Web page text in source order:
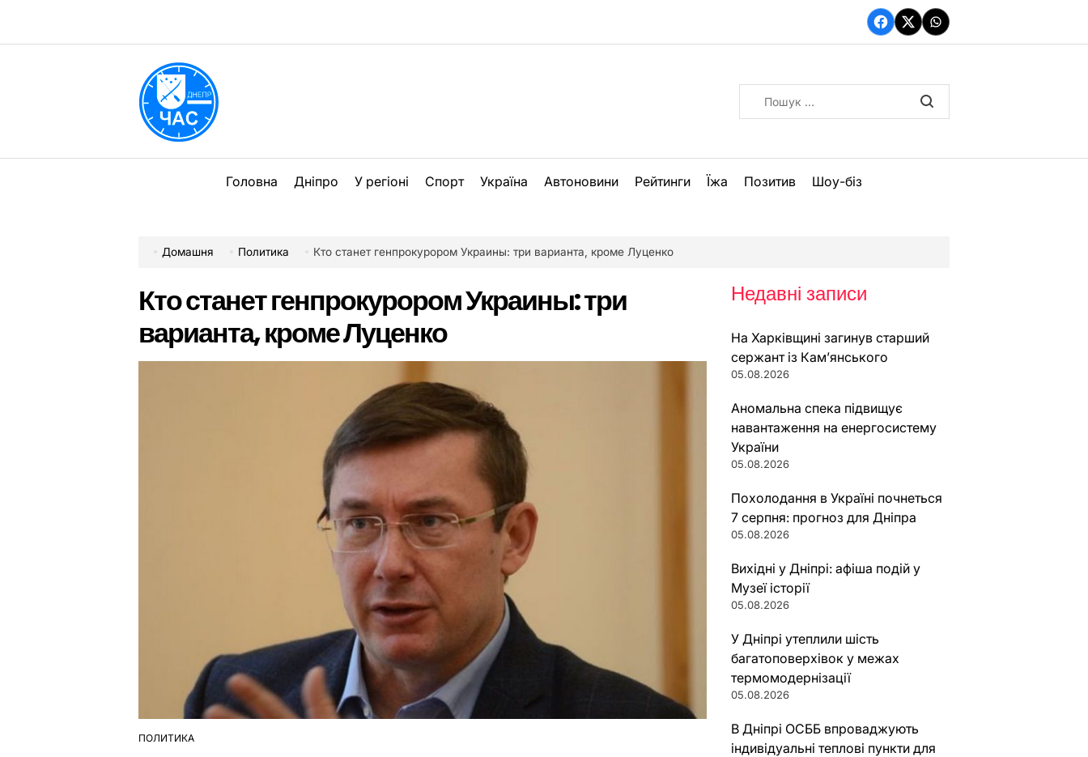
вмісту
Facebook
TwitterWhatsApp
Головна Дніпро У регіоні Спорт Україна Автоновини Рейтинги Їжа Позитив Шоу-біз
Домашня Политика Кто станет генпрокурором Украины: три варианта, кроме Луценко
Кто станет генпрокурором Украины: три
варианта, кроме Луценко
ОПУБЛІКУВАТИ
ПОЛИТИКА
Недавні записи
На Харківщині загинув старший
сержант із Кам’янського
05.08.2026
Аномальна спека підвищує
навантаження на енергосистему
України
05.08.2026
Похолодання в Україні почнеться
7 серпня: прогноз для Дніпра
05.08.2026
Вихідні у Дніпрі: афіша подій у
Музеї історії
05.08.2026
У Дніпрі утеплили шість
багатоповерхівок у межах
термомодернізації
05.08.2026
В Дніпрі ОСББ впроваджують
індивідуальні теплові пункти для